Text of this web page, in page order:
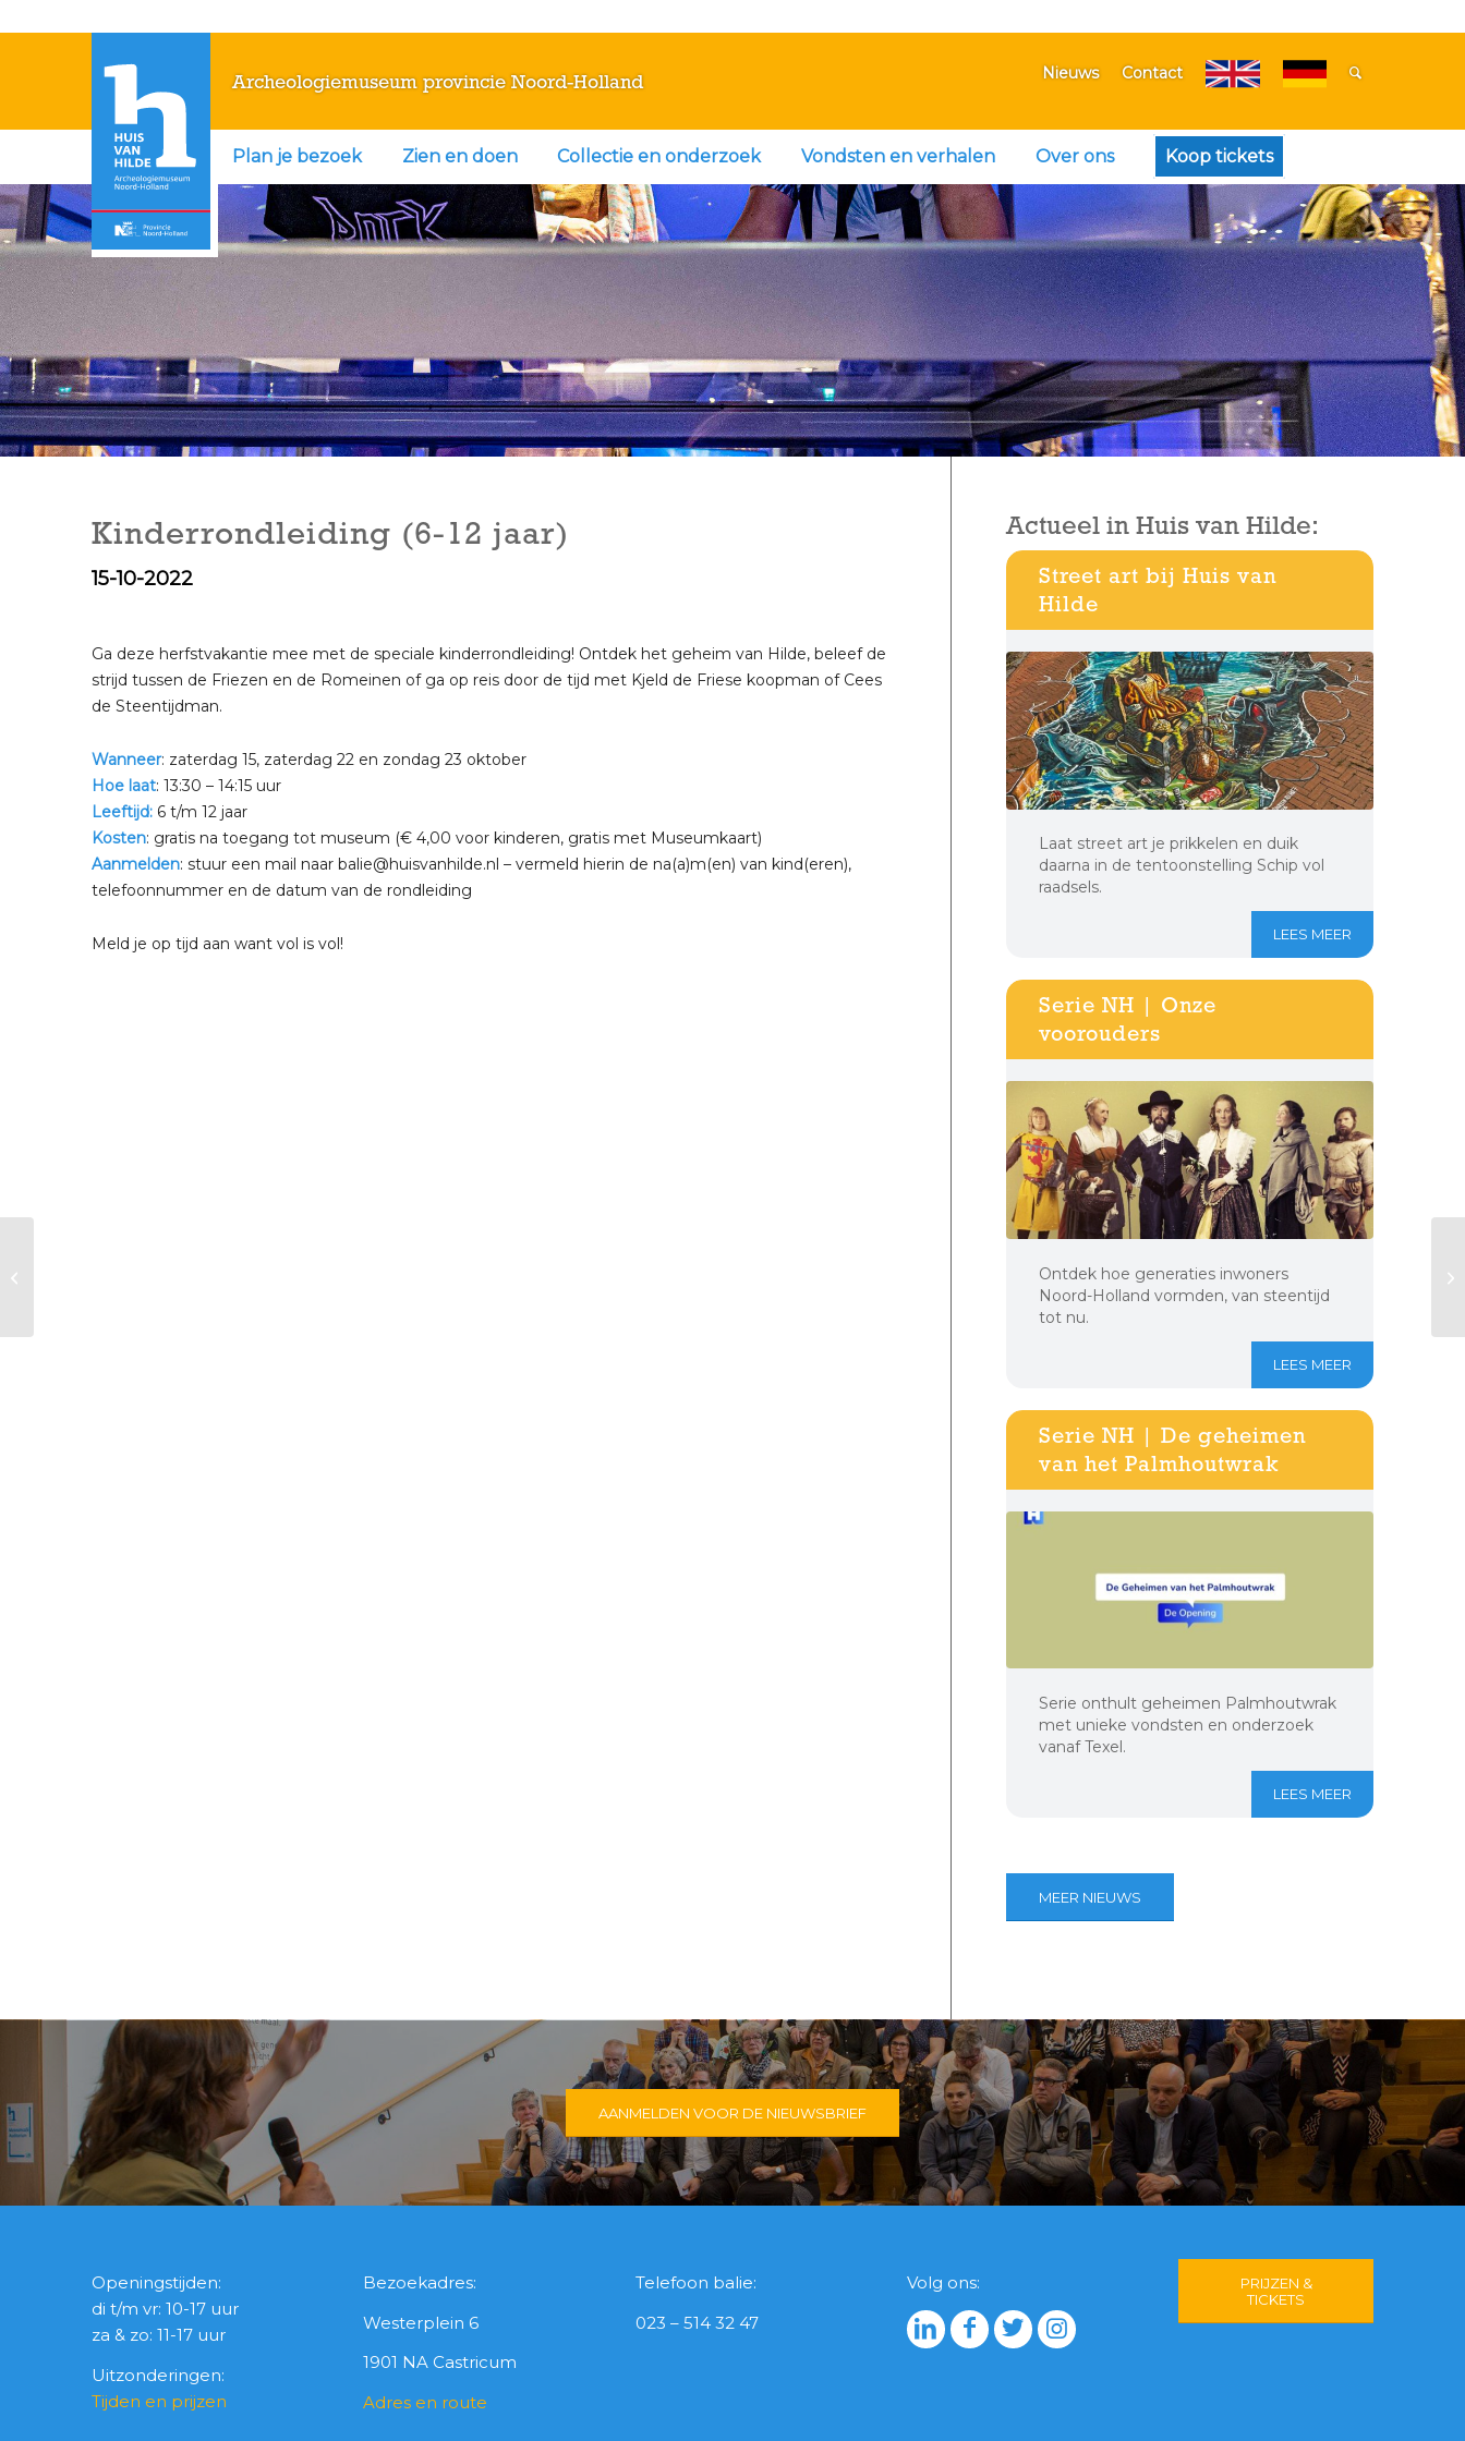
Archeologiemuseum provincie Noord-Holland Nieuws Contact
Plan je bezoek Zien en doen Collectie en onderzoek Vondsten en verhalen Over ons Koop tickets
Kinderrondleiding (6-12 jaar)
15-10-2022
Ga deze herfstvakantie mee met de speciale kinderrondleiding! Ontdek het geheim van Hilde, beleef de
strijd tussen de Friezen en de Romeinen of ga op reis door de tijd met Kjeld de Friese koopman of Cees
de Steentijdman.
Wanneer: zaterdag 15, zaterdag 22 en zondag 23 oktober
Hoe laat: 13:30 – 14:15 uur
Leeftijd: 6 t/m 12 jaar
Kosten: gratis na toegang tot museum (€ 4,00 voor kinderen, gratis met Museumkaart)
Aanmelden: stuur een mail naar balie@huisvanhilde.nl – vermeld hierin de na(a)m(en) van kind(eren),
telefoonnummer en de datum van de rondleiding
Meld je op tijd aan want vol is vol!
Actueel in Huis van Hilde:
Street art bij Huis van
Hilde
Laat street art je prikkelen en duik
daarna in de tentoonstelling Schip vol
raadsels.
LEES MEER
Serie NH | Onze
voorouders
Ontdek hoe generaties inwoners
Noord-Holland vormden, van steentijd
tot nu.
LEES MEER
Serie NH | De geheimen
van het Palmhoutwrak
Serie onthult geheimen Palmhoutwrak
met unieke vondsten en onderzoek
vanaf Texel.
LEES MEER
MEER NIEUWS
AANMELDEN VOOR DE NIEUWSBRIEF
Openingstijden:
di t/m vr: 10-17 uur
za & zo: 11-17 uur
Uitzonderingen:
Tijden en prijzen
Bezoekadres:
Westerplein 6
1901 NA Castricum
Adres en route
Telefoon balie:
023 – 514 32 47
Volg ons:
PRIJZEN &
TICKETS